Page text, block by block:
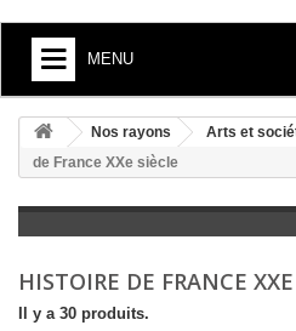
MENU
ARTS ET SOCIÉTÉ
LITTÉRATURE
LOISIRS, VIE PRATIQUE
Nos rayons Arts et
de France XXe siècle
HISTOIRE DE FRANCE
Il y a 30 produits.